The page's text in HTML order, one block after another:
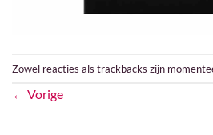
Zowel reacties als trackbacks zijn
← Vorige